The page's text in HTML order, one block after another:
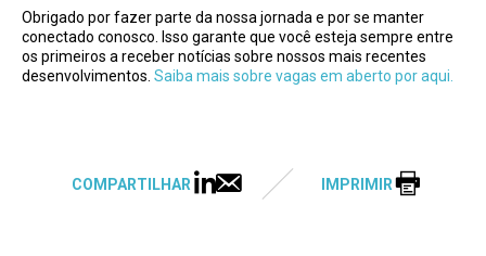
Obrigado por fazer parte da nossa jornada e por se manter
conectado conosco. Isso garante que você esteja sempre entre
os primeiros a receber notícias sobre nossos mais recentes
desenvolvimentos. Saiba mais sobre vagas em aberto por aqui.
COMPARTILHAR IMPRIMIR